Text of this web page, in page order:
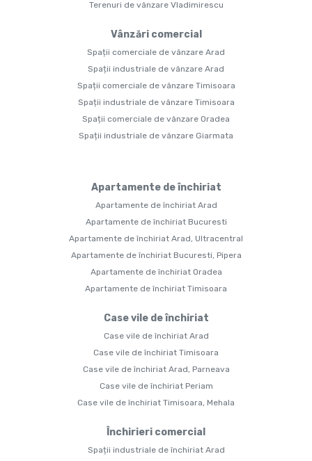
Terenuri de vânzare Vladimirescu
Vânzări comercial
Spații comerciale de vânzare Arad
Spații industriale de vânzare Arad
Spații comerciale de vânzare Timisoara
Spații industriale de vânzare Timisoara
Spații comerciale de vânzare Oradea
Spații industriale de vânzare Giarmata
Apartamente de închiriat
Apartamente de închiriat Arad
Apartamente de închiriat Bucuresti
Apartamente de închiriat Arad, Ultracentral
Apartamente de închiriat Bucuresti, Pipera
Apartamente de închiriat Oradea
Apartamente de închiriat Timisoara
Case vile de închiriat
Case vile de închiriat Arad
Case vile de închiriat Timisoara
Case vile de închiriat Arad, Parneava
Case vile de închiriat Periam
Case vile de închiriat Timisoara, Mehala
Închirieri comercial
Spații industriale de închiriat Arad